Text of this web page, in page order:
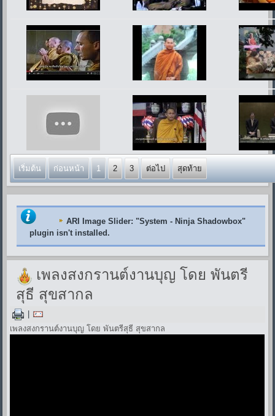
เริ่มต้น ก่อนหน้า 1 2 3 ต่อไป สุดท้าย
ARI Image Slider: "System - Ninja Shadowbox"
plugin isn't installed.
เพลงสงกรานต์งานบุญ โดย พันตรี
สุธี สุขสากล
|
เพลงสงกรานต์งานบุญ โดย พันตรีสุธี สุขสากล